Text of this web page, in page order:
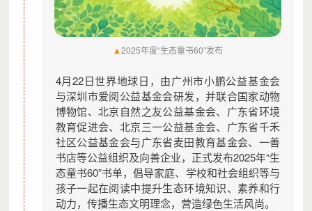
▲2025年度“生态童书60”发布
4月22日世界地球日，由广州市小鹏公益基金会
与深圳市爱阅公益基金会研发，并联合国家动物
博物馆、北京自然之友公益基金会、广东省环境
教育促进会、北京三一公益基金会、广东省千禾
社区公益基金会与广东省麦田教育基金会、一善
书店等公益组织及向善企业，正式发布2025年“生
态童书60”书单，倡导家庭、学校和社会组织等与
孩子一起在阅读中提升生态环境知识、素养和行
动力，传播生态文明理念，营造绿色生活风尚。